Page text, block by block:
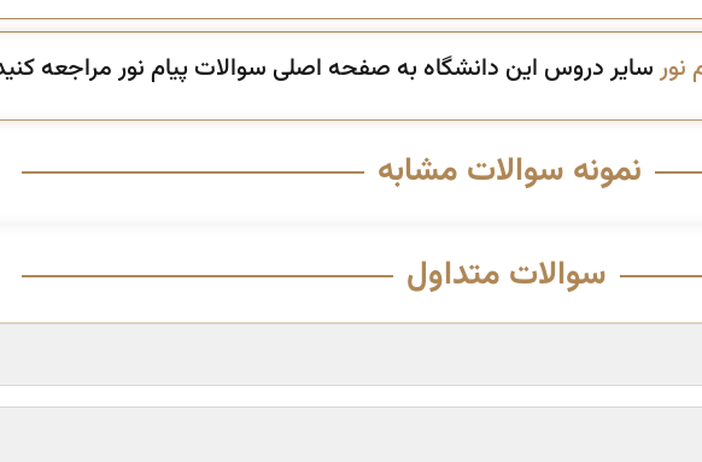
نورسایر دروس این دانشگاه به صفحه اصلی سوالات پیام نور مراجعه
نمونه سوالات مشابه
سوالات متداول